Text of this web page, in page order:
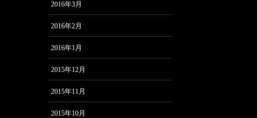
2016年3月
2016年2月
2016年1月
2015年12月
2015年11月
2015年10月